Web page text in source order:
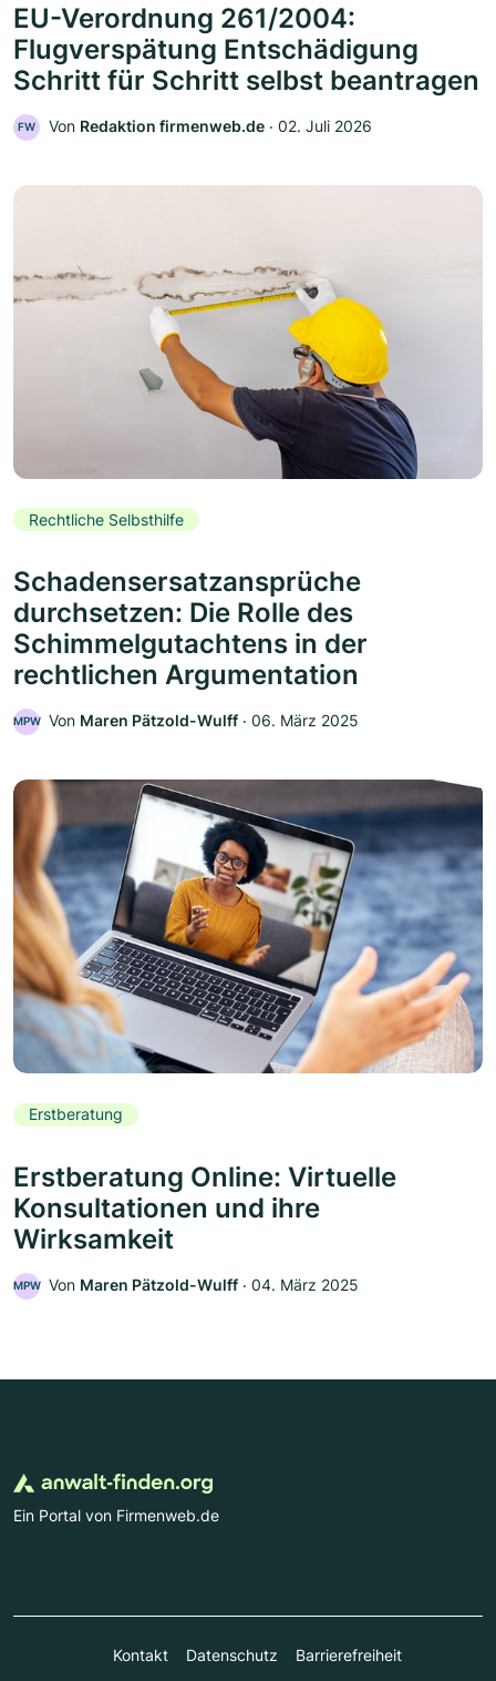
EU-Verordnung 261/2004:
Flugverspätung Entschädigung
Schritt für Schritt selbst beantragen
FW Von Redaktion firmenweb.de ‧ 02. Juli 2026
Rechtliche Selbsthilfe
Schadensersatzansprüche
durchsetzen: Die Rolle des
Schimmelgutachtens in der
rechtlichen Argumentation
MPW Von Maren Pätzold-Wulff ‧ 06. März 2025
Erstberatung
Erstberatung Online: Virtuelle
Konsultationen und ihre
Wirksamkeit
MPW Von Maren Pätzold-Wulff ‧ 04. März 2025
Ein Portal von Firmenweb.de
Kontakt Datenschutz
Barrierefreiheit